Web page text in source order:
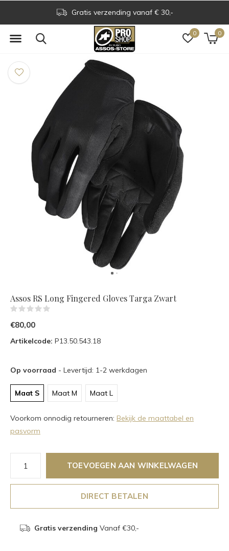
0 0
Gratis verzending vanaf € 30,-
Assos RS Long Fingered Gloves Targa Zwart
€80,00
Artikelcode: P13.50.543.18
Op voorraad - Levertijd: 1-2 werkdagen
Maat S Maat M Maat L
Voorkom onnodig retourneren: Bekijk de maattabel en
pasvorm
TOEVOEGEN AAN WINKELWAGEN
DIRECT BETALEN
Gratis verzending Vanaf €30,-